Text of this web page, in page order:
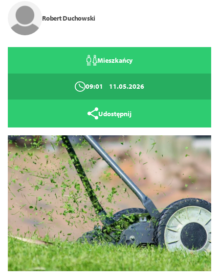
Tryb wysokiego kontrastu
Robert Duchowski
Mieszkańcy
09:01 11.05.2026
Udostępnij